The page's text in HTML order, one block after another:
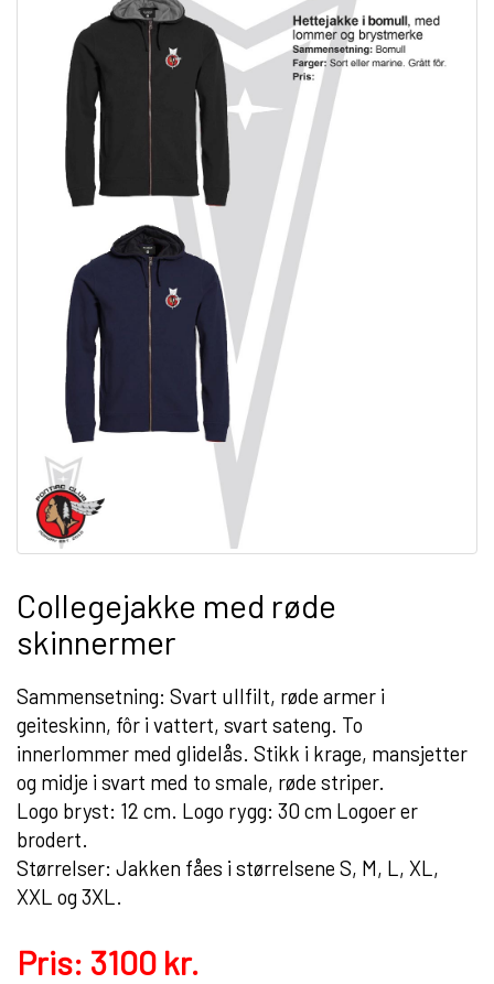
Collegejakke med røde
skinnermer
Sammensetning: Svart ullfilt, røde armer i
geiteskinn, fôr i vattert, svart sateng. To
innerlommer med glidelås. Stikk i krage, mansjetter
og midje i svart med to smale, røde striper.
Logo bryst: 12 cm. Logo rygg: 30 cm Logoer er
brodert.
Størrelser: Jakken fåes i størrelsene S, M, L, XL,
XXL og 3XL.
Pris: 3100 kr.